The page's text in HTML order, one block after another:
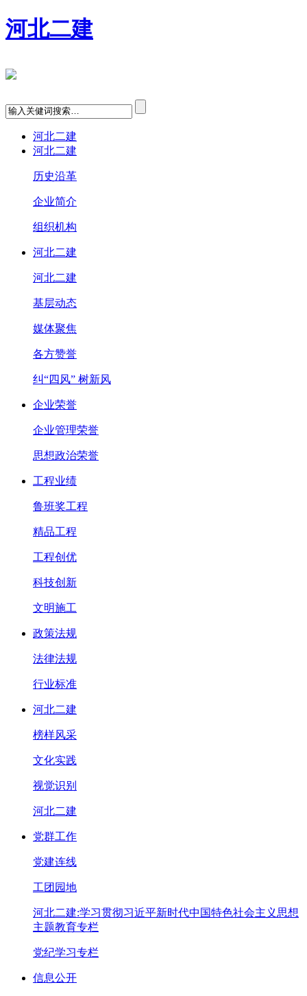
河北二建
河北二建
河北二建
历史沿革
企业简介
组织机构
河北二建
河北二建
基层动态
媒体聚焦
各方赞誉
纠“四风” 树新风
企业荣誉
企业管理荣誉
思想政治荣誉
工程业绩
鲁班奖工程
精品工程
工程创优
科技创新
文明施工
政策法规
法律法规
行业标准
河北二建
榜样风采
文化实践
视觉识别
河北二建
党群工作
党建连线
工团园地
河北二建:学习贯彻习近平新时代中国特色社会主义思想
主题教育专栏
党纪学习专栏
信息公开